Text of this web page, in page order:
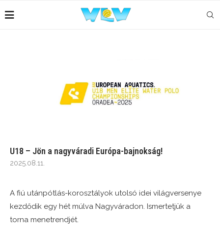
U18 – Jön a nagyváradi Európa-bajnokság!
2025.08.11.
A fiú utánpótlás-korosztályok utolsó idei világversenye
kezdődik egy hét múlva Nagyváradon. Ismertetjük a
torna menetrendjét.